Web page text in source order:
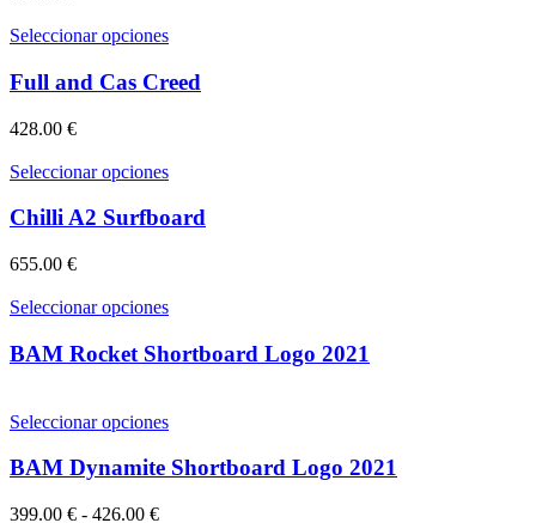
página
producto
opciones
se
pueden
elegir
de
Seleccionar opcionesEste
tiene
múltiples
se
pueden
elegir
de
Full and Cas Creed
428.00 €
Seleccionar opcionesEste
tiene
opciones
se
pueden
elegir
página
producto
Chilli A2 Surfboard
655.00 €
Seleccionar opcionesEste
tiene
múltiples
opciones
se
pueden
BAM Rocket Shortboard Logo 2021
Seleccionar opcionesEste
tiene
BAM Dynamite Shortboard Logo 2021
399.00 € - 426.00 €Rango